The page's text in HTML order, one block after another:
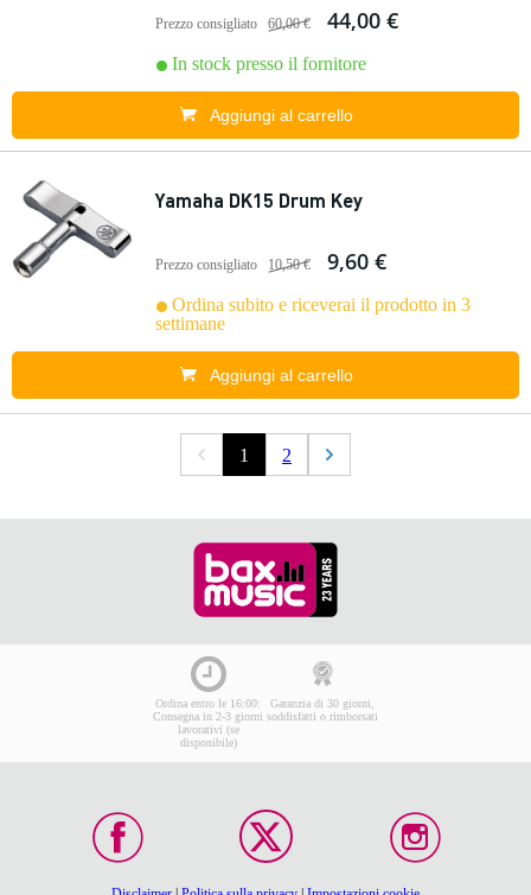
Prezzo consigliato 60,00 € 44,00 €
In stock presso il fornitore
Aggiungi al carrello
Yamaha DK15 Drum Key
Prezzo consigliato 10,50 € 9,60 €
Ordina subito e riceverai il prodotto in 3
settimane
Aggiungi al carrello
1 2
Ordina entro le 16:00:
Consegna in 2-3 giorni
lavorativi (se
disponibile)
Garanzia di 30 giorni,
soddisfatti o rimborsati